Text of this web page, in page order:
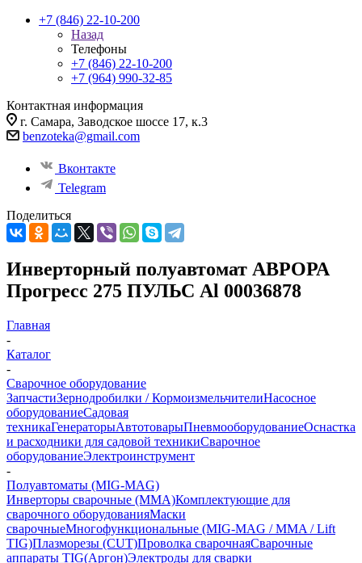
+7 (846) 22-10-200
Назад
Телефоны
+7 (846) 22-10-200
+7 (964) 990-32-85
Контактная информация
г. Самара, Заводское шоссе 17, к.3
benzoteka@gmail.com
Вконтакте
Telegram
Поделиться
Инверторный полуавтомат АВРОРА
Прогресс 275 ПУЛЬС Al 00036878
Главная
-
Каталог
-
Сварочное оборудование
ЗапчастиЗернодробилки / КормоизмельчителиНасосное
оборудованиеСадовая
техникаГенераторыАвтотоварыПневмооборудованиеОснастка
и расходники для садовой техникиСварочное
оборудованиеЭлектроинструмент
-
Полуавтоматы (МIG-MAG)
Инверторы сварочные (ММА)Комплектующие для
сварочного оборудованияМаски
сварочныеМногофункциональные (MIG-MAG / MMA / Lift
TIG)Плазморезы (CUT)Проволка сварочнаяСварочные
аппараты TIG(Аргон)Электроды для сварки